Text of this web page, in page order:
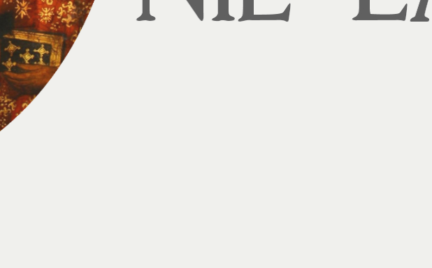
się Jezusa trzem Mędrcom (lub Królom), którzy przybyli na miejsce Jego